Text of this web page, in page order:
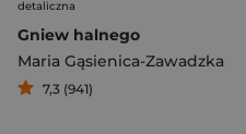
detaliczna
Gniew halnego
Maria Gąsienica-Zawadzka
7,3 (941)